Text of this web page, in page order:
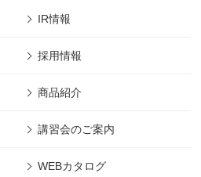
IR情報
採用情報
商品紹介
講習会のご案内
WEBカタログ